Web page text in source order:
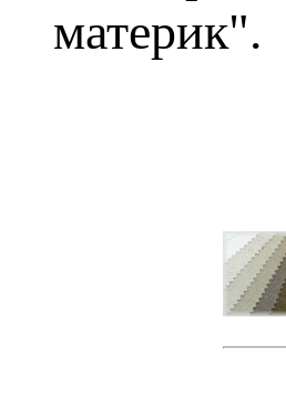
материк".